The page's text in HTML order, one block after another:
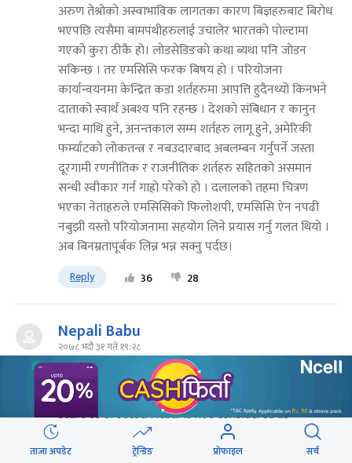
अरुण तेश्राेकाे अस्वाभाविक लागतका कारण बिज्ञहरुबाट बिराेध
भएपछि त्यसैमा बामपंथीहरुलाई उचालेर भारतकाे पाेल्टामा
गएको कुरा ठीकै हाे। लाेडसेडिङकाे कथा ब्यथा पनि जाेडन
सकिन्छ । तर एमसिसि फरक बिषय हाे । परियोजना
कार्यान्वयनमा केन्द्रित कडा शर्तहरुमा आपत्ति हुदैनथ्यो किनभने
दाताको स्वार्थ अबश्य पनि रहन्छ । देशकाे संबिधान र कानुन
भन्दा माथि हुने, अनन्तकाल सम्म शर्तहरु लागू हुने, अमेरिकी
फर्म्याटकाे लाेकतन्त्र र नबउदारबाद अबलम्बन गर्नुपर्ने जस्ता
दूरगामी रणनीतिक र राजनीतिक शर्तहरु सहितको असमान
सन्धी स्वीकार गर्न गाह्रो परेको हाे । दलालकाे तहमा चित्रण
भएका नेताहरुले एमसिसिकाे फिलाेशपी, एमसिसि ऐन नपढी
नबुझी यस्तो परियोजनामा सहयोग लिने प्रयास गर्नु गलत थियाे ।
अब बिनम्रतापूर्बक लिन्न भन्न सक्नु पर्दछ।
Reply 36 28
Nepali Babu
२०७८ भदौ ३१ गते १९:२८
Why is Nepal backward country? It is due to fake
communist in Nepal. For whatever the reason they
start to protest. Nepal is not considered as
communist dominated country even though so
called communist got around two third of total
ताजा अपडेट ट्रेन्डिङ प्रोफाइल सर्च